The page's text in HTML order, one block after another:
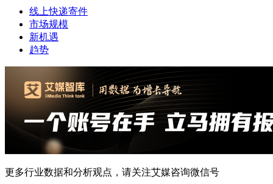
线上快递寄件
市场规模
新机遇
趋势
更多行业数据和分析观点，请关注艾媒咨询微信号